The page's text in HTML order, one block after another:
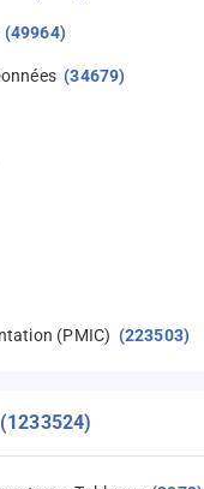
(49964)
(34679)
(PMIC) (223503)
(1233524)